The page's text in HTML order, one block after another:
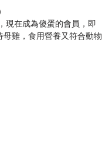
現在成為傻蛋的會員，即
雞，食用營養又符合動物